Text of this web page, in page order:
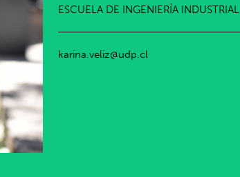
ESCUELA DE INGENIERÍA INDUSTRIAL
karina.veliz@udp.cl